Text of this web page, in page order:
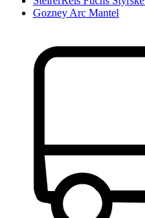
Gozney Arc Mantel